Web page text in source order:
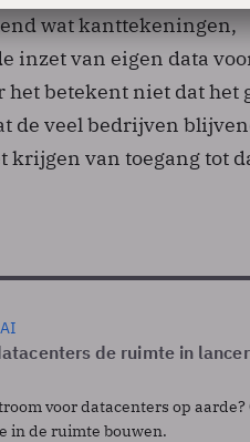
wat kanttekeningen,
inzet van eigen data
betekent niet dat het
de veel bedrijven
krijgen van toegang tot
de ruimte in
voor datacenters op aarde?
in de ruimte bouwen.